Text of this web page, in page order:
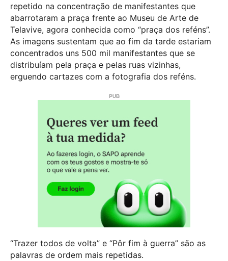
repetido na concentração de manifestantes que
abarrotaram a praça frente ao Museu de Arte de
Telavive, agora conhecida como “praça dos reféns”.
As imagens sustentam que ao fim da tarde estariam
concentrados uns 500 mil manifestantes que se
distribuíam pela praça e pelas ruas vizinhas,
erguendo cartazes com a fotografia dos reféns.
“Trazer todos de volta” e “Pôr fim à guerra” são as
palavras de ordem mais repetidas.